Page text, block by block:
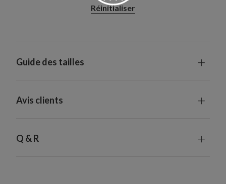
Réinitialiser
Guide des tailles
Avis clients
Q & R